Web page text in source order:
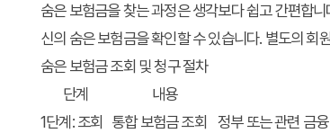
숨은 보험금을 찾는 과정은 생각보다 쉽고 간편합
신의 숨은 보험금을 확인할 수 있습니다. 별도의 회
숨은 보험금 조회 및 청구 절차
단계
내용
1단계: 조회
통합 보험금 조회
정부 또는 관련 금